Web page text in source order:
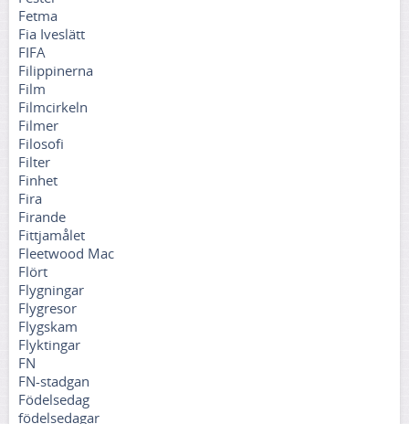
Fetma
Fia Iveslätt
FIFA
Filippinerna
Film
Filmcirkeln
Filmer
Filosofi
Filter
Finhet
Fira
Firande
Fittjamålet
Fleetwood Mac
Flört
Flygningar
Flygresor
Flygskam
Flyktingar
FN
FN-stadgan
Födelsedag
födelsedagar